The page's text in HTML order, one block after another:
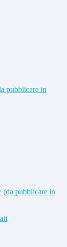
pubblicare in
(da pubblicare in